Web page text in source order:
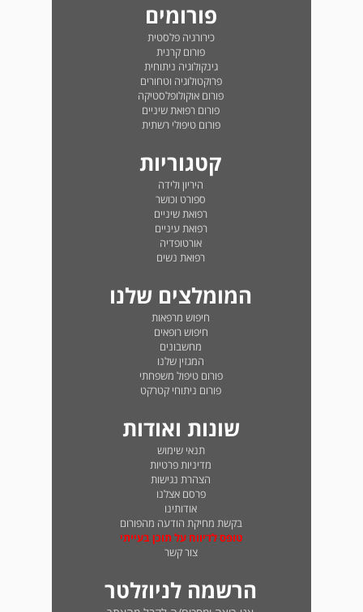
פורומים
כירורגיה פלסטית
פורום קרנית
גינקולוגיה ניתוחית
פרוקטולוגיה וטחורים
פורום אוקולופלסטיקה
פורום רפואת שיניים
פורום טיפולי רשתית
קטגוריות
היריון ולידה
ספורט וכושר
רפואת שיניים
רפואת עיניים
אורטופדיה
רפואת נשים
המומלצים שלנו
חיפוש מרפאות
חיפוש רופאים
מחשבונים
המגזין שלנו
פורום טיפול משפחתי
פורום ניתוחי קטרקט
שונות ואודות
תנאי שימוש
מדיניות פרטיות
הצהרת נגישות
פרסם אצלנו
אודותינו
בקשת מחיקת הודעה מהפורום
טופס לדיווח על תוכן בעייתי
צור קשר
הרשמה לניוזלטר